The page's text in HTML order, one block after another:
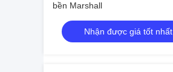
bền Marshall
Nhận được giá tốt nhất